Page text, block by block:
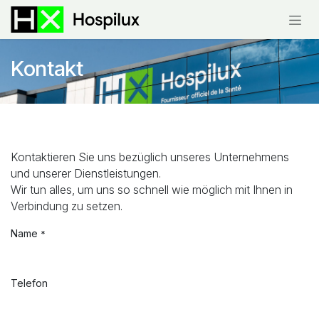
Zum Inhalt springen
Kontakt
Kontaktieren Sie uns bezüglich unseres Unternehmens
und unserer Dienstleistungen.
Wir tun alles, um uns so schnell wie möglich mit Ihnen in
Verbindung zu setzen.
Name *
Telefon